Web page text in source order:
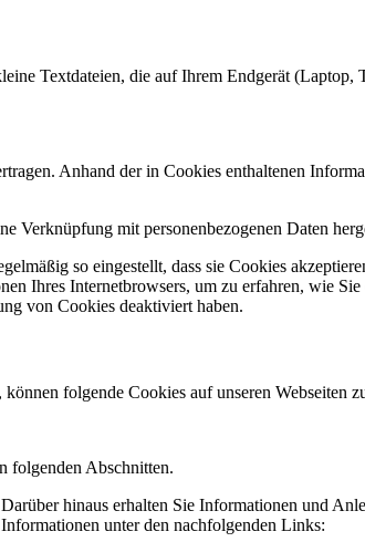
Textdateien, die auf Ihrem Endgerät (Laptop,
Anhand der in Cookies enthaltenen
Verknüpfung mit personenbezogenen Daten
so eingestellt, dass sie Cookies
Ihres Internetbrowsers, um zu erfahren, wie
von Cookies deaktiviert haben.
folgende Cookies auf unseren Webseiten
folgenden Abschnitten.
hinaus erhalten Sie Informationen und
unter den nachfolgenden Links: